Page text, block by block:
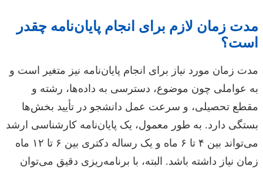
مدت زمان لازم برای انجام پایان‌نامه چقدر
است؟
مدت زمان مورد نیاز برای انجام پایان‌نامه نیز متغیر است و
به عواملی چون موضوع، دسترسی به داده‌ها، رشته و
مقطع تحصیلی، و سرعت عمل دانشجو در تأیید بخش‌ها
بستگی دارد. به طور معمول، یک پایان‌نامه کارشناسی ارشد
می‌تواند بین ۴ تا ۶ ماه و یک رساله دکتری بین ۶ تا ۱۲ ماه
زمان نیاز داشته باشد. البته، با برنامه‌ریزی دقیق می‌توان